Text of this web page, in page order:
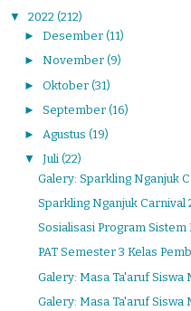
▼ 2022 (212)
► Desember (11)
► November (9)
► Oktober (31)
► September (16)
► Agustus (19)
▼ Juli (22)
Galery: Sparkling Nganjuk
Sparkling Nganjuk Carnival
Sosialisasi Program Sistem
PAT Semester 3 Kelas
Galery: Masa Ta'aruf Siswa
Galery: Masa Ta'aruf Siswa